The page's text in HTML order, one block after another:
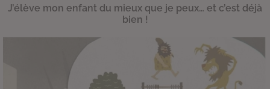
J’élève mon enfant du mieux que je peux… et c’est déjà
bien !